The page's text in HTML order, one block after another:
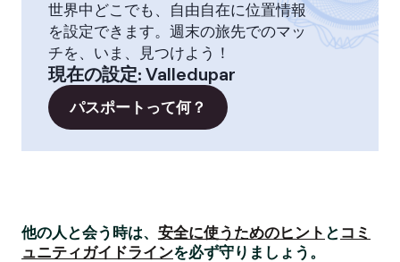
世界中どこでも、自由自在に位置情報
を設定できます。週末の旅先でのマッ
チを、いま、見つけよう！
現在の設定: Valledupar
パスポートって何？
他の人と会う時は、 安全に使うためのヒント と コミ
ュニティガイドラインを必ず守りましょう。